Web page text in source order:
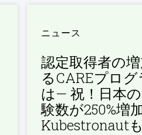
ニュース
認定取得者の
るCAREプロ
は— 祝！日本
験数が250%増加
Kubestronaut